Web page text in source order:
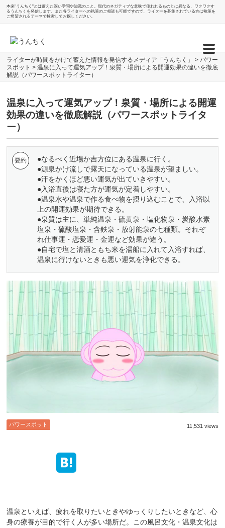
本来"うんちく"とは蓄えた深い学問や知識のこと。現代のネガティブな意味で使われるものとは異なる、ワクワクす
るうんちくを発信します。また各ライターへの執筆のご相談も可能ですので、ライターを募集されている方は執筆を
ご希望されるテーマで検索してお探しください。
ライターが時間をかけて蓄えた情報を発信するメディア「うんちく」 >パワー
スポット >温泉に入って運気アップ！泉質・場所による開運効果の違いを徹底
解説（パワースポットライター）
温泉に入って運気アップ！泉質・場所による開運
効果の違いを徹底解説（パワースポットライタ
ー）
●なるべく近場か吉方位にある温泉に行く。
●源泉かけ流しで露天になっている温泉が望ましい。
●汗をかくほど悪い運気が出ていきやすい。
●入浴直後は寝た方が運気が定着しやすい。
●温泉水や温泉で作る食べ物を摂り込むことで、入浴以
上の開運効果が期待できる。
●泉質は主に、単純温泉・硫黄泉・塩化物泉・炭酸水素
塩泉・硫酸塩泉・含鉄泉・放射能泉の七種類。それぞ
れ仕事運・恋愛運・金運など効果が違う。
●自宅で塩と清酒ともち米を湯船に入れて入浴すれば、
温泉に行けないときも悪い運気を浄化できる。
パワースポット 11,531 views
温泉といえば、疲れを取りたいときやゆっくりしたいときなど、心
身の療養が目的で行く人が多い場所だ。この風呂文化・温泉文化は